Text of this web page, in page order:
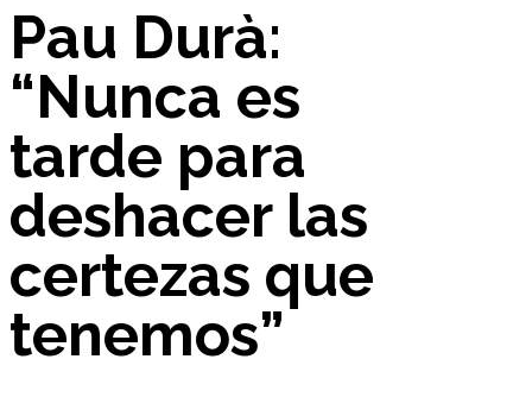
Pau Durà:
“Nunca es
tarde para
deshacer las
certezas que
tenemos”